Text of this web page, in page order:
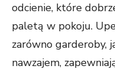
odcienie, które
paletą w pokoju.
zarówno garderoby,
nawzajem,